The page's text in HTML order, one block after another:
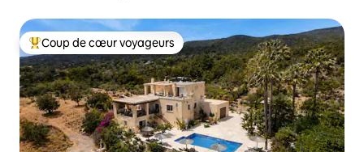
Coups de cœur voyageurs les plus appréciés
Coup de cœur voyageurs